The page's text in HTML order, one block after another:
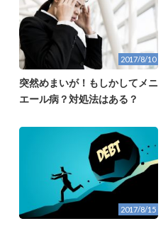
2017/8/10
突然めまいが！もしかしてメニ
エール病？対処法はある？
2017/8/15